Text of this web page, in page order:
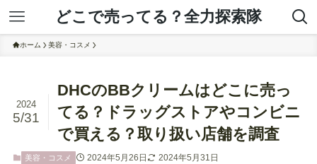
どこで売ってる？全力探索隊
ホーム 美容・コスメ
DHCのBBクリームはどこに売っ
てる？ドラッグストアやコンビニ
で買える？取り扱い店舗を調査
2024
5/31
美容・コスメ 2024年5月26日 2024年5月31日